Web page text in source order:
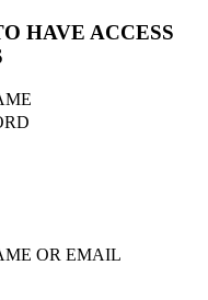
HAVE ACCESS
OR EMAIL